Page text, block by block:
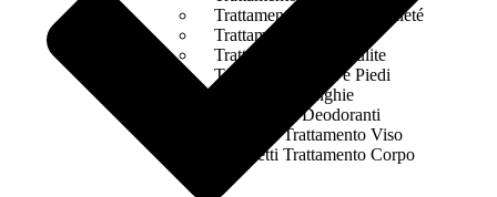
Trattamento Collo e Decolleté
Trattamento Corpo
Trattamento Anticellulite
Trattamento Mani e Piedi
Trattamento Unghie
Trattamento Deodoranti
Cofanetti Trattamento Viso
Cofanetti Trattamento Corpo